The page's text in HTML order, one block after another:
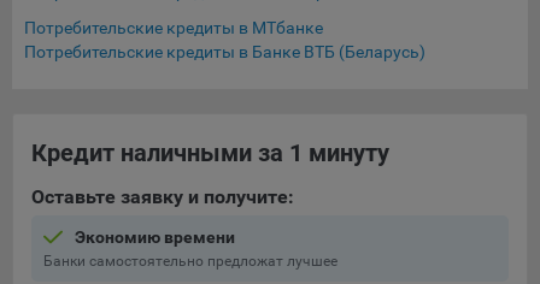
предоставляемый ООО «Яндекс». Адрес: г. Москва, ул.
Льва Толстого, д. 16, 119021.Политика
Google Data Protection Office, 1600 Amphitheatre Pkwy,
конфиденциальности Google.
Matomo — это система веб-аналитики, которая позволяет
следит за доступностью сервисов, предоставляемых
Потребительские кредиты в МТбанке
Потребительские кредиты в Банке ВТБ (Беларусь)
Кредит наличными за 1 минуту
Оставьте заявку и получите:
Экономию времени
Банки самостоятельно предложат лучшее